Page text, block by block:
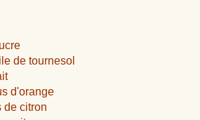
de tournesol
d'orange
de citron